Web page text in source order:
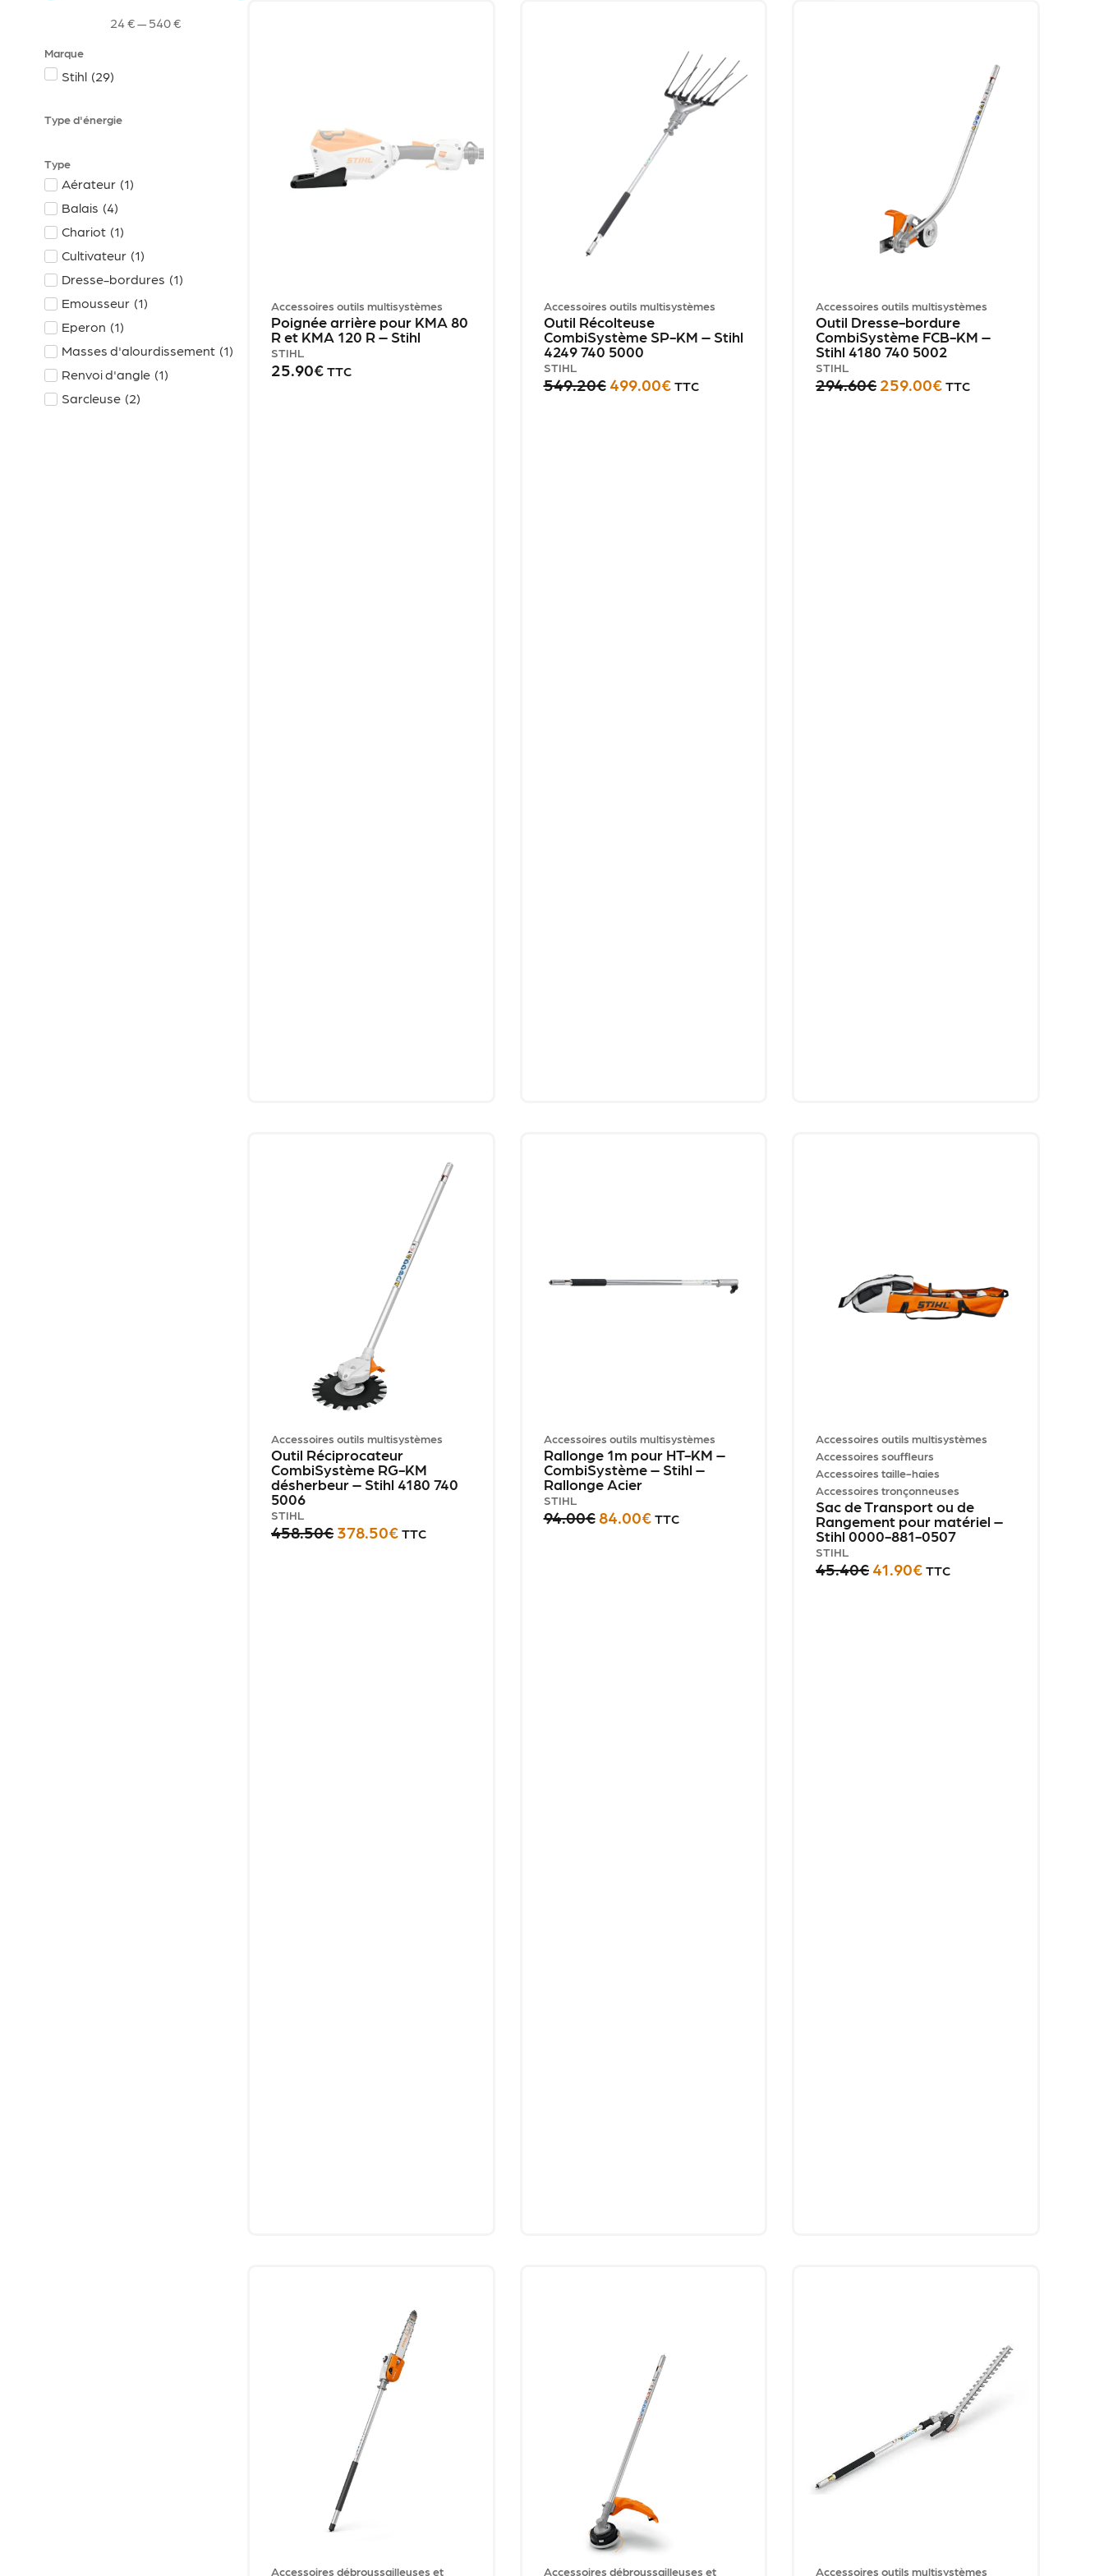
24€— 540€
Marque
Stihl (29)
Type d'énergie
Type
Aérateur (1)
Balais (4)
Chariot (1)
Cultivateur (1)
Dresse-bordures (1)
Emousseur (1)
Eperon (1)
Masses d'alourdissement (1)
Renvoi d'angle (1)
Sarcleuse (2)
Accessoires outils multisystèmes
Poignée arrière pour KMA 80
R et KMA 120 R – Stihl
STIHL
25.90€ TTC
Accessoires outils multisystèmes
Outil Récolteuse
CombiSystème SP-KM – Stihl
4249 740 5000
STIHL
549.20€ 499.00€ TTC
Accessoires outils multisystèmes
Outil Dresse-bordure
CombiSystème FCB-KM –
Stihl 4180 740 5002
STIHL
294.60€ 259.00€ TTC
Accessoires outils multisystèmes
Outil Réciprocateur
CombiSystème RG-KM
désherbeur – Stihl 4180 740
5006
STIHL
458.50€ 378.50€ TTC
Accessoires outils multisystèmes
Rallonge 1m pour HT-KM –
CombiSystème – Stihl –
Rallonge Acier
STIHL
94.00€ 84.00€ TTC
Accessoires outils multisystèmes
Accessoires souffleurs
Accessoires taille-haies
Accessoires tronçonneuses
Sac de Transport ou de
Rangement pour matériel –
Stihl 0000-881-0507
STIHL
45.40€ 41.90€ TTC
Accessoires débroussailleuses et Accessoires débroussailleuses et Accessoires outils multisystèmes